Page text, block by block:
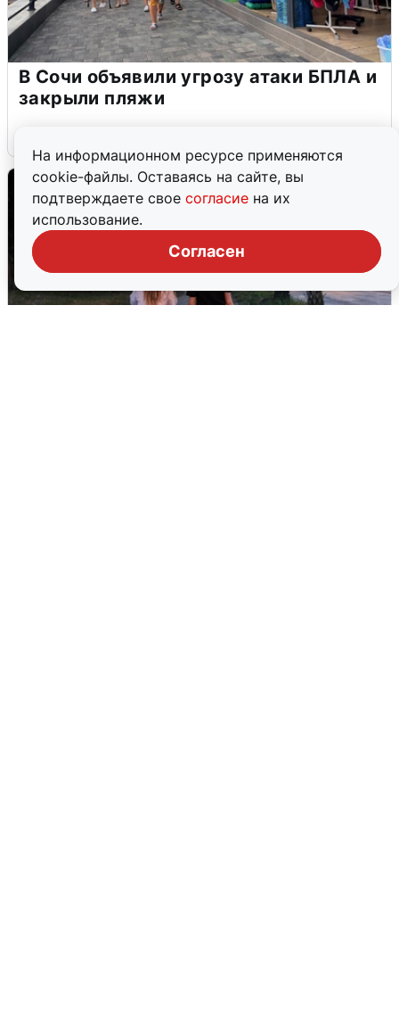
На информационном ресурсе применяются
cookie-файлы. Оставаясь на сайте, вы
подтверждаете свое согласие на их
использование.
Согласен
В Сочи объявили угрозу атаки БПЛА и
закрыли пляжи